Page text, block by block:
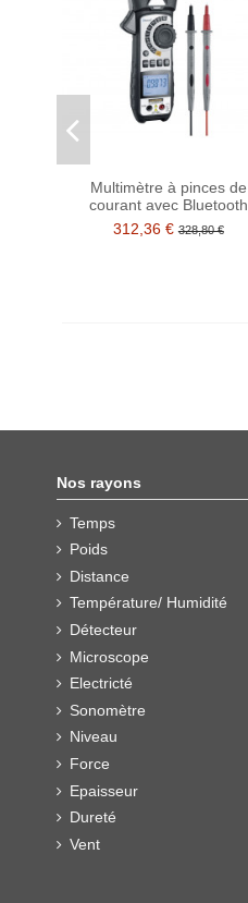
Multimètre à pinces de
courant avec Bluetooth
312,36 € 328,80 €
Nos rayons
Temps
Poids
Distance
Température/ Humidité
Détecteur
Microscope
Electricté
Sonomètre
Niveau
Force
Epaisseur
Dureté
Vent